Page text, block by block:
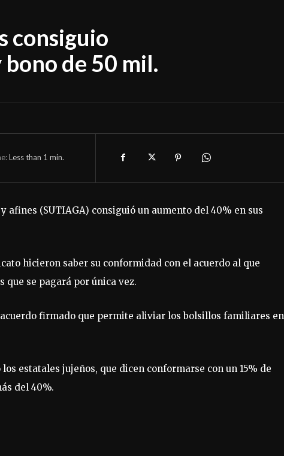
consiguio
de 50 mil.
Less than 1 min.
afines (SUTIAGA) consiguió un aumento del 40% en sus
hicieron saber su conformidad con el acuerdo al que
que se pagará por única vez.
firmado que permite aliviar los bolsillos familiares en
estatales jujeños, que dicen conformarse con un 15% de
del 40%.